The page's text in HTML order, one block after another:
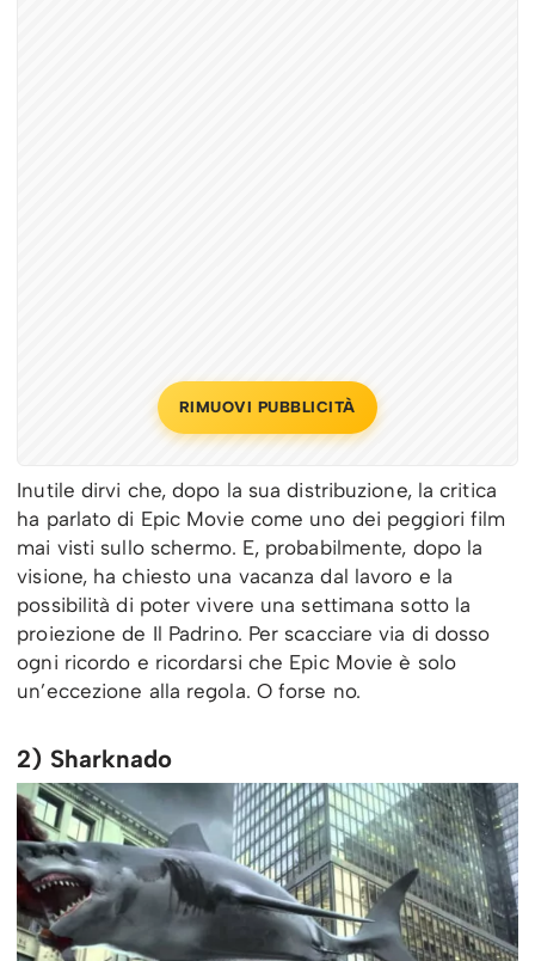
RIMUOVI PUBBLICITÀ
Inutile dirvi che, dopo la sua distribuzione, la critica
ha parlato di Epic Movie come uno dei peggiori film
mai visti sullo schermo. E, probabilmente, dopo la
visione, ha chiesto una vacanza dal lavoro e la
possibilità di poter vivere una settimana sotto la
proiezione de Il Padrino. Per scacciare via di dosso
ogni ricordo e ricordarsi che Epic Movie è solo
un’eccezione alla regola. O forse no.
2) Sharknado